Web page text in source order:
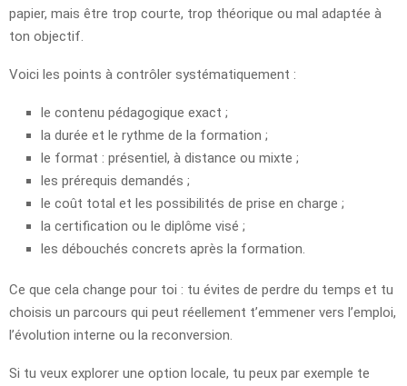
papier, mais être trop courte, trop théorique ou mal adaptée à
ton objectif.
Voici les points à contrôler systématiquement :
le contenu pédagogique exact ;
la durée et le rythme de la formation ;
le format : présentiel, à distance ou mixte ;
les prérequis demandés ;
le coût total et les possibilités de prise en charge ;
la certification ou le diplôme visé ;
les débouchés concrets après la formation.
Ce que cela change pour toi : tu évites de perdre du temps et tu
choisis un parcours qui peut réellement t’emmener vers l’emploi,
l’évolution interne ou la reconversion.
Si tu veux explorer une option locale, tu peux par exemple te